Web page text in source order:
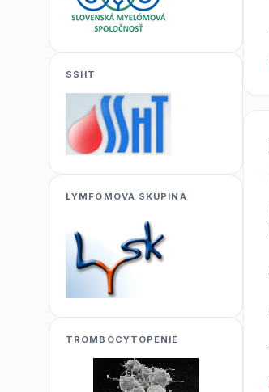
SSHT
LYMFOMOVA SKUPINA
TROMBOCYTOPENIE